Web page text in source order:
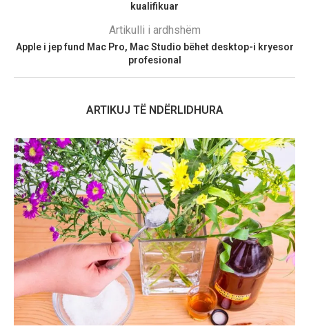
kualifikuar
Artikulli i ardhshëm
Apple i jep fund Mac Pro, Mac Studio bëhet desktop-i kryesor
profesional
ARTIKUJ TË NDËRLIDHURA